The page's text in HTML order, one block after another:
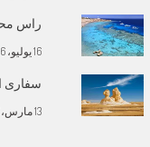
راس
16 يوليو، 2016
سفارى
13 مارس، 2017